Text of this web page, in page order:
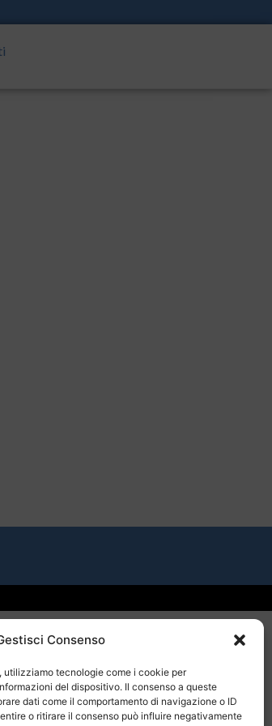
Consenso
utilizziamo tecnologie come i cookie per
del dispositivo. Il consenso a queste
dati come il comportamento di navigazione o ID
o ritirare il consenso può influire negativamente